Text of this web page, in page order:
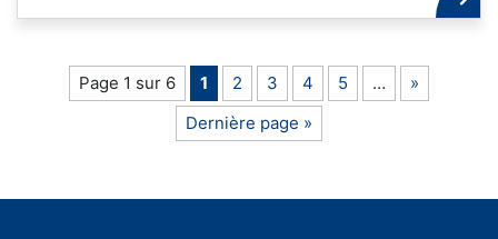
Page 1 sur 6 1 2 3 4 5 …
»
Dernière page »